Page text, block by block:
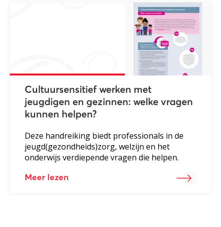
Cultuursensitief werken met
jeugdigen en gezinnen: welke vragen
kunnen helpen?
Deze handreiking biedt professionals in de
jeugd(gezondheids)zorg, welzijn en het
onderwijs verdiepende vragen die helpen.
Meer lezen